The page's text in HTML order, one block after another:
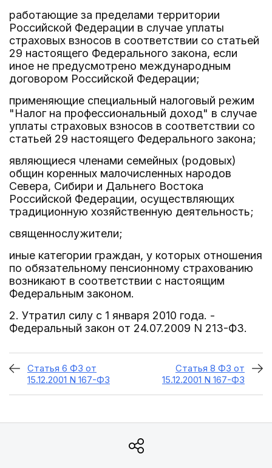
работающие за пределами территории
Российской Федерации в случае уплаты
страховых взносов в соответствии со статьей
29 настоящего Федерального закона, если
иное не предусмотрено международным
договором Российской Федерации;
применяющие специальный налоговый режим
"Налог на профессиональный доход" в случае
уплаты страховых взносов в соответствии со
статьей 29 настоящего Федерального закона;
являющиеся членами семейных (родовых)
общин коренных малочисленных народов
Севера, Сибири и Дальнего Востока
Российской Федерации, осуществляющих
традиционную хозяйственную деятельность;
священнослужители;
иные категории граждан, у которых отношения
по обязательному пенсионному страхованию
возникают в соответствии с настоящим
Федеральным законом.
2. Утратил силу с 1 января 2010 года. -
Федеральный закон от 24.07.2009 N 213-ФЗ.
Статья 6 ФЗ от
15.12.2001 N 167-ФЗ
Статья 8 ФЗ от
15.12.2001 N 167-ФЗ